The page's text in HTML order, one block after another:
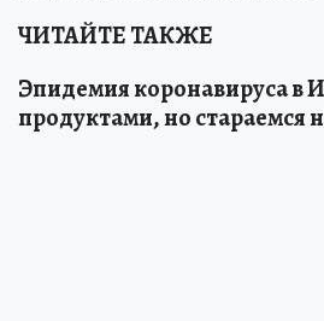
ЧИТАЙТЕ ТАКЖЕ
Эпидемия коронавируса в
продуктами, но стараемся